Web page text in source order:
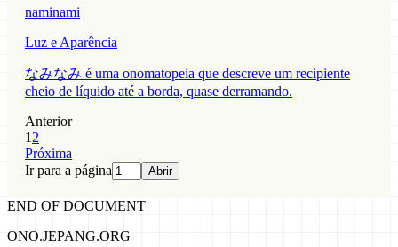
naminami
Luz e Aparência
なみなみ é uma onomatopeia que descreve um recipiente
cheio de líquido até a borda, quase derramando.
Anterior
1 2
Próxima
Ir para a página
Abrir
END OF DOCUMENT
ONO.JEPANG.ORG